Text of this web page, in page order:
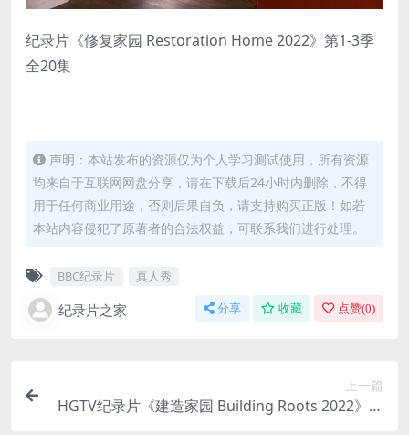
纪录片《修复家园 Restoration Home 2022》第1-3季
全20集
声明：本站发布的资源仅为个人学习测试使用，所有资源
均来自于互联网网盘分享，请在下载后24小时内删除，不得
用于任何商业用途，否则后果自负，请支持购买正版！如若
本站内容侵犯了原著者的合法权益，可联系我们进行处理。
BBC纪录片 真人秀
纪录片之家 分享 收藏 点赞(0)
上一篇
HGTV纪录片《建造家园 Building Roots 2022》全